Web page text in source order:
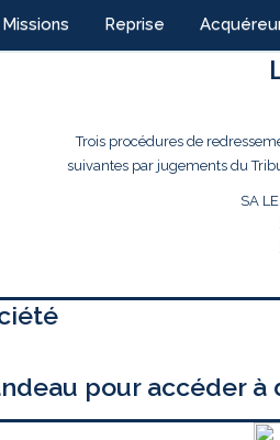
Missions Reprise
Trois procédures de
suivantes par jugements du
SA
pour accéder